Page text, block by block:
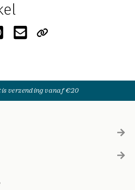
verzending vanaf €20